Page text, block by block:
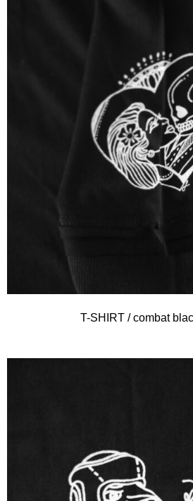
T-SHIRT / combat